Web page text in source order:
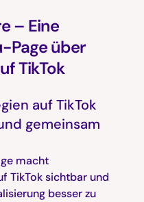
– Eine
Page über
TikTok
auf TikTok
gemeinsam
macht
TikTok sichtbar und
besser zu